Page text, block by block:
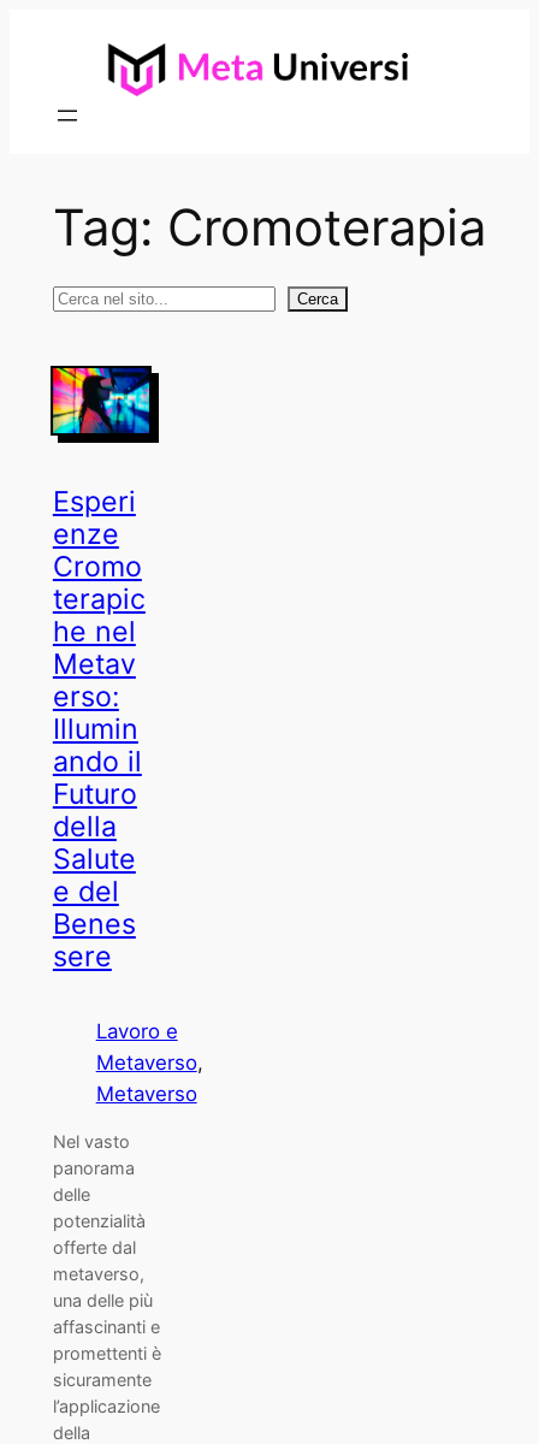
Tag: Cromoterapia
Cerca Cerca
Esperi
enze
Cromo
terapic
he nel
Metav
erso:
Illumin
ando il
Futuro
della
Salute
e del
Benes
sere
Lavoro e
Metaverso
Metaverso
Nel vasto
panorama
delle
potenzialità
offerte dal
metaverso,
una delle più
affascinanti e
promettenti è
sicuramente
l’applicazione
della